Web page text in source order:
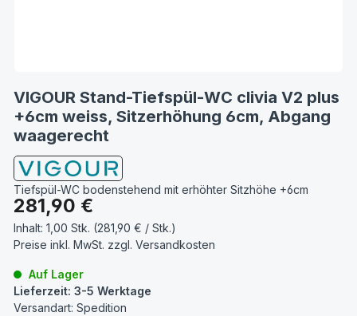
VIGOUR Stand-Tiefspül-WC clivia V2 plus
+6cm weiss, Sitzerhöhung 6cm, Abgang
waagerecht
Tiefspül-WC bodenstehend mit erhöhter Sitzhöhe +6cm
Regulärer Preis:
281,90 €
Inhalt: 1,00 Stk. (281,90 € / Stk.)
Preise inkl. MwSt. zzgl. Versandkosten
Auf Lager
Lieferzeit: 3-5 Werktage
Versandart: Spedition